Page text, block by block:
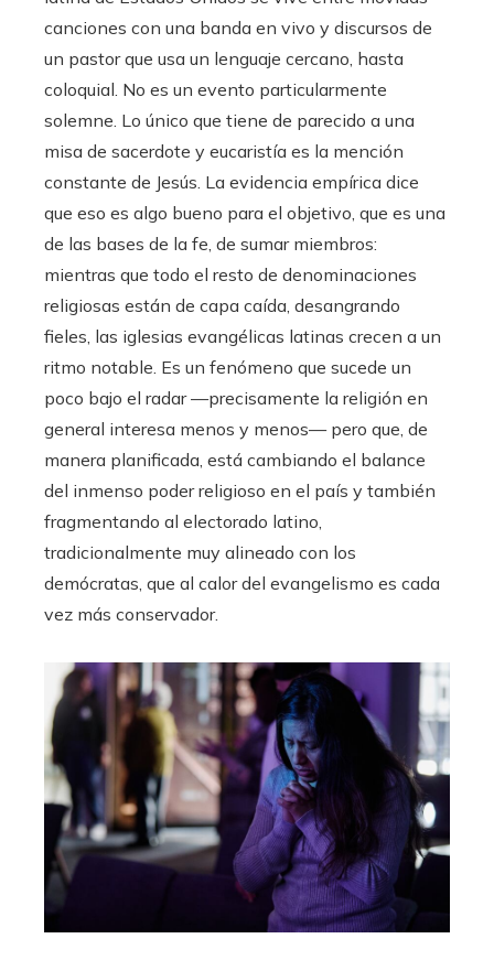
canciones con una banda en vivo y discursos de
un pastor que usa un lenguaje cercano, hasta
coloquial. No es un evento particularmente
solemne. Lo único que tiene de parecido a una
misa de sacerdote y eucaristía es la mención
constante de Jesús. La evidencia empírica dice
que eso es algo bueno para el objetivo, que es una
de las bases de la fe, de sumar miembros:
mientras que todo el resto de denominaciones
religiosas están de capa caída, desangrando
fieles, las iglesias evangélicas latinas crecen a un
ritmo notable. Es un fenómeno que sucede un
poco bajo el radar —precisamente la religión en
general interesa menos y menos— pero que, de
manera planificada, está cambiando el balance
del inmenso poder religioso en el país y también
fragmentando al electorado latino,
tradicionalmente muy alineado con los
demócratas, que al calor del evangelismo es cada
vez más conservador.